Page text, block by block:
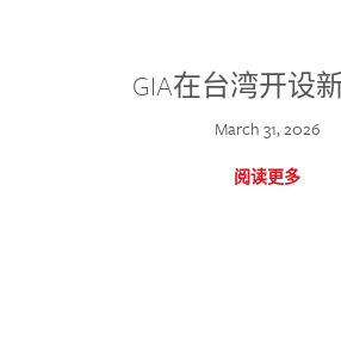
GIA在台湾开设
March 31, 2026
阅读更多